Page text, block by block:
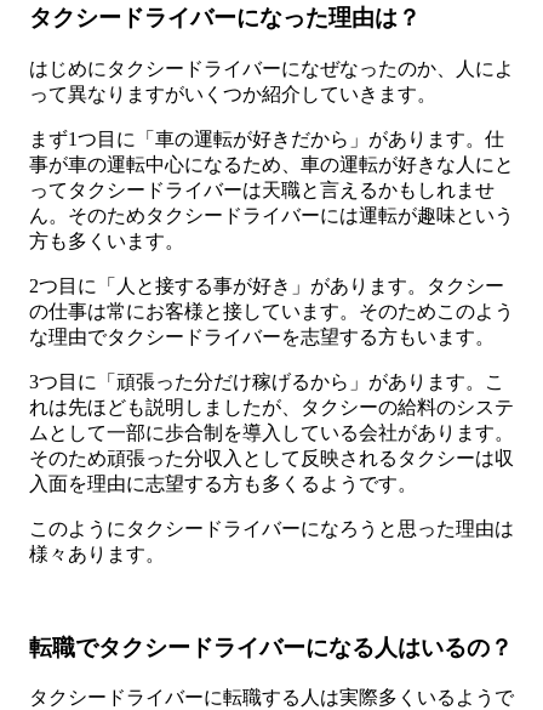
タクシードライバーになった理由は？
はじめにタクシードライバーになぜなったのか、人によ
って異なりますがいくつか紹介していきます。
まず1つ目に「車の運転が好きだから」があります。仕
事が車の運転中心になるため、車の運転が好きな人にと
ってタクシードライバーは天職と言えるかもしれませ
ん。そのためタクシードライバーには運転が趣味という
方も多くいます。
2つ目に「人と接する事が好き」があります。タクシー
の仕事は常にお客様と接しています。そのためこのよう
な理由でタクシードライバーを志望する方もいます。
3つ目に「頑張った分だけ稼げるから」があります。こ
れは先ほども説明しましたが、タクシーの給料のシステ
ムとして一部に歩合制を導入している会社があります。
そのため頑張った分収入として反映されるタクシーは収
入面を理由に志望する方も多くるようです。
このようにタクシードライバーになろうと思った理由は
様々あります。
転職でタクシードライバーになる人はいるの？
タクシードライバーに転職する人は実際多くいるようで